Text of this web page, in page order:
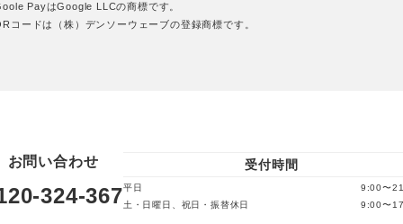
PayはGoogle LLCの商標です。
コードは（株）デンソーウェーブの登録商標です。
お問い合わせ
324-367
受付時間
平日
9:00〜
土・日曜日、祝日・振替休日
9:00〜